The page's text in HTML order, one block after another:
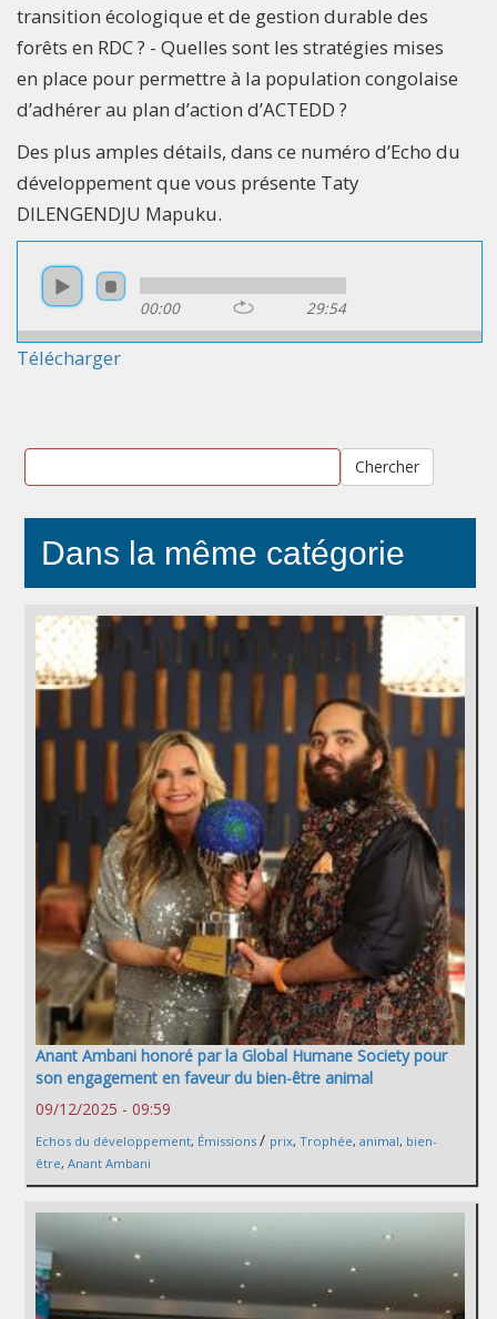
transition écologique et de gestion durable des
forêts en RDC ? - Quelles sont les stratégies mises
en place pour permettre à la population congolaise
d’adhérer au plan d’action d’ACTEDD ?
Des plus amples détails, dans ce numéro d’Echo du
développement que vous présente Taty
DILENGENDJU Mapuku.
00:00 29:54
Télécharger
Chercher
Dans la même catégorie
Anant Ambani honoré par la Global Humane Society pour
son engagement en faveur du bien-être animal
09/12/2025 - 09:59
Echos du développement, Émissions / prix, Trophée, animal, bien-
être, Anant Ambani